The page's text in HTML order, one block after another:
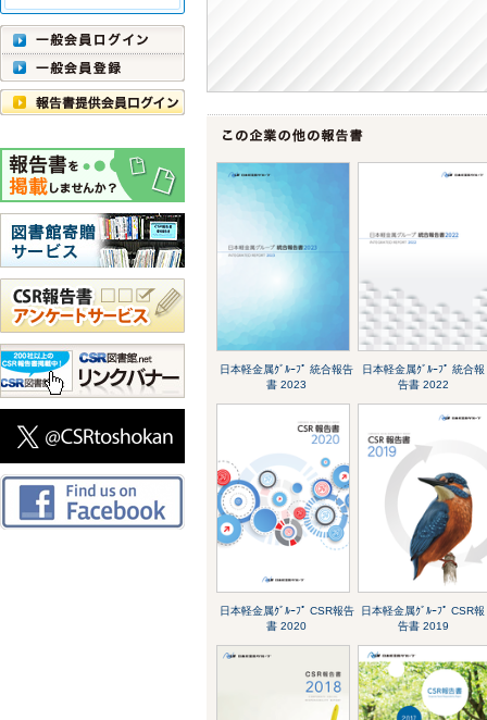
日本軽金属ｸﾞﾙｰﾌﾟ 統合報告
書 2023
日本軽金属ｸﾞﾙｰﾌﾟ 統合報
告書 2022
日本軽金属ｸﾞﾙｰﾌﾟ CSR報告
書 2020
日本軽金属ｸﾞﾙｰﾌﾟ CSR報
告書 2019